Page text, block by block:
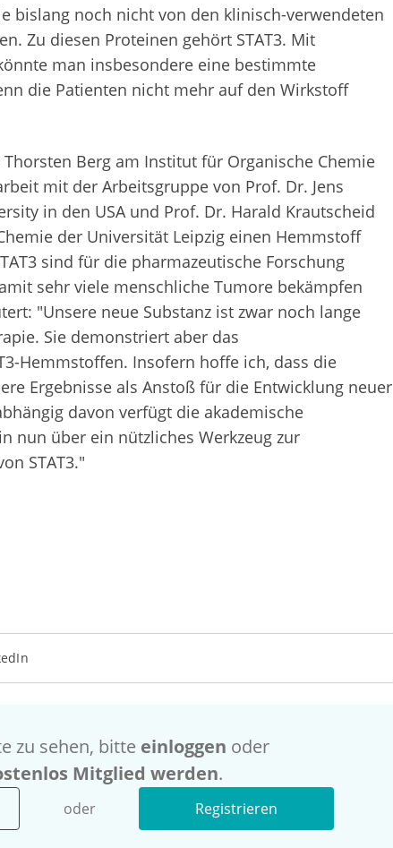
bislang noch nicht von den klinisch-verwendeten
Zu diesen Proteinen gehört STAT3. Mit
man insbesondere eine bestimmte
die Patienten nicht mehr auf den Wirkstoff
Berg am Institut für Organische Chemie
mit der Arbeitsgruppe von Prof. Dr. Jens
in den USA und Prof. Dr. Harald Krautscheid
der Universität Leipzig einen Hemmstoff
sind für die pharmazeutische Forschung
sehr viele menschliche Tumore bekämpfen
"Unsere neue Substanz ist zwar noch lange
Sie demonstriert aber das
Hemmstoffen. Insofern hoffe ich, dass die
Ergebnisse als Anstoß für die Entwicklung neuer
davon verfügt die akademische
nun über ein nützliches Werkzeug zur
STAT3."
zu sehen, bitte einloggen oder
Mitglied werden.
oder Registrieren